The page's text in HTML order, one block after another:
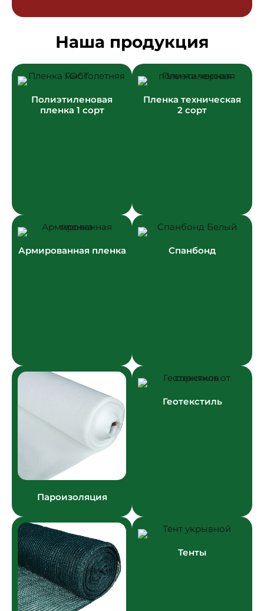
Наша продукция
Полиэтиленовая
пленка 1 сорт
Пленка техническая
2 сорт
Армированная пленка Спанбонд
Пароизоляция
Геотекстиль
Тенты